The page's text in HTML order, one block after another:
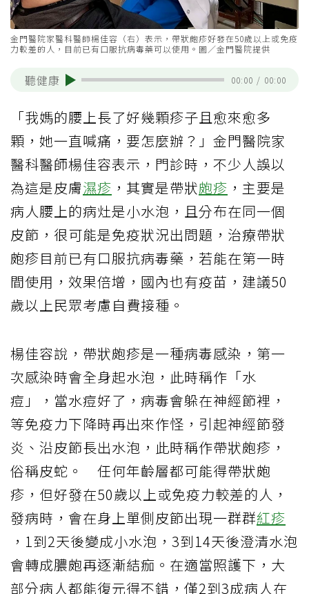
金門醫院家醫科醫師楊佳容（右）表示，帶狀皰疹好發在50歲以上或免疫
力較差的人，目前已有口服抗病毒藥可以使用。圖／金門醫院提供
聽健康 00:00 / 00:00
「我媽的腰上長了好幾顆疹子且愈來愈多
顆，她一直喊痛，要怎麼辦？」金門醫院家
醫科醫師楊佳容表示，門診時，不少人誤以
為這是皮膚濕疹 ，其實是帶狀皰疹 ，主要是
病人腰上的病灶是小水泡，且分布在同一個
皮節，很可能是免疫狀況出問題，治療帶狀
皰疹目前已有口服抗病毒藥，若能在第一時
間使用，效果倍增，國內也有疫苗，建議50
歲以上民眾考慮自費接種。
楊佳容說，帶狀皰疹是一種病毒感染，第一
次感染時會全身起水泡，此時稱作「水
痘」，當水痘好了，病毒會躲在神經節裡，
等免疫力下降時再出來作怪，引起神經節發
炎、沿皮節長出水泡，此時稱作帶狀皰疹，
俗稱皮蛇。 任何年齡層都可能得帶狀皰
疹，但好發在50歲以上或免疫力較差的人，
發病時，會在身上單側皮節出現一群群紅疹
，1到2天後變成小水泡，3到14天後澄清水泡
會轉成膿皰再逐漸結痂。在適當照護下，大
部分病人都能復元得不錯，僅2到3成病人在